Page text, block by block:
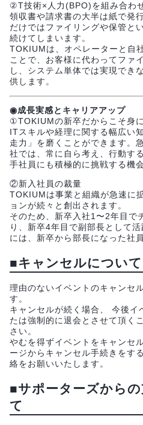
②T技術×人力(BPO)を組み合わ
領収書や請求書の大半は紙で発
だけではファイリングや保管と
続けてしまいます。
TOKIUMは、オペレーターと自
ことで、お客様に代わってファ
し、システム単体では実現でき
供します。
◉成長実感とキャリアアップ
①TOKIUMの新卒だからこそ身
ITスキルや経理に関する幅広い
走力」を磨くことができます。
社では、常に自ら考え、行動す
手社員にも積極的に挑戦する機
②新入社員の裁量
TOKIUMは事業と組織が急速に
ョンが続々と創出されます。
そのため、新卒入社1〜2年目で
り、新卒4年目で副部長として
には、新卒から部長になった社
■キャンセルについて
理由のないイベントのキャンセ
す。
キャンセルが続く場合、 今後イ
たは強制的に退会とさせて頂く
さい。
やむを得ずイベントをキャンセ
ージからキャンセル手続きをす
絡をお願いいたします。
■サポーターズから
て